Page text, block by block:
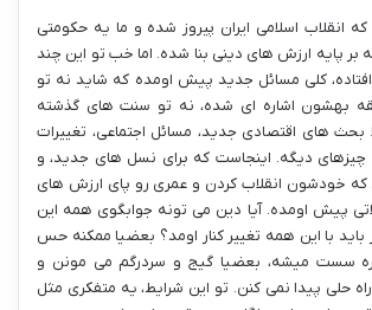
انقلاب اسلامی ایران پیروز شده و ما یه حکومتی
بر پایه ارزش های دینی بنا شده. اما خب تو این چند
کلی مسائل جدید پیش اومده که شاید نه تو
بهشون اشاره ای شده، نه تو سنت های گذشته
بحث های اقتصادی جدید، مسائل اجتماعی، تغییرات
دیگه. اینجاست که برای نسل های جدید، و
که خودشون انقلاب کردن و عمری رو پای ارزش های
پیش اومده. آیا دین می تونه جوابگوی همه این
با این همه تغییر کنار اومد؟ بعضیا ممکنه حس
سست میشه، بعضیا گیج و سردرگم می مونن و
حلی پیدا نمی کنن. تو این شرایط، یه متفکری مثل